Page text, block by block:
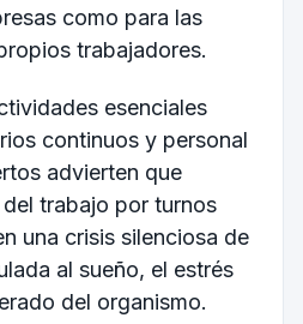
como para las
trabajadores.
esenciales
continuos y personal
advierten que
trabajo por turnos
una crisis silenciosa de
al sueño, el estrés
del organismo.